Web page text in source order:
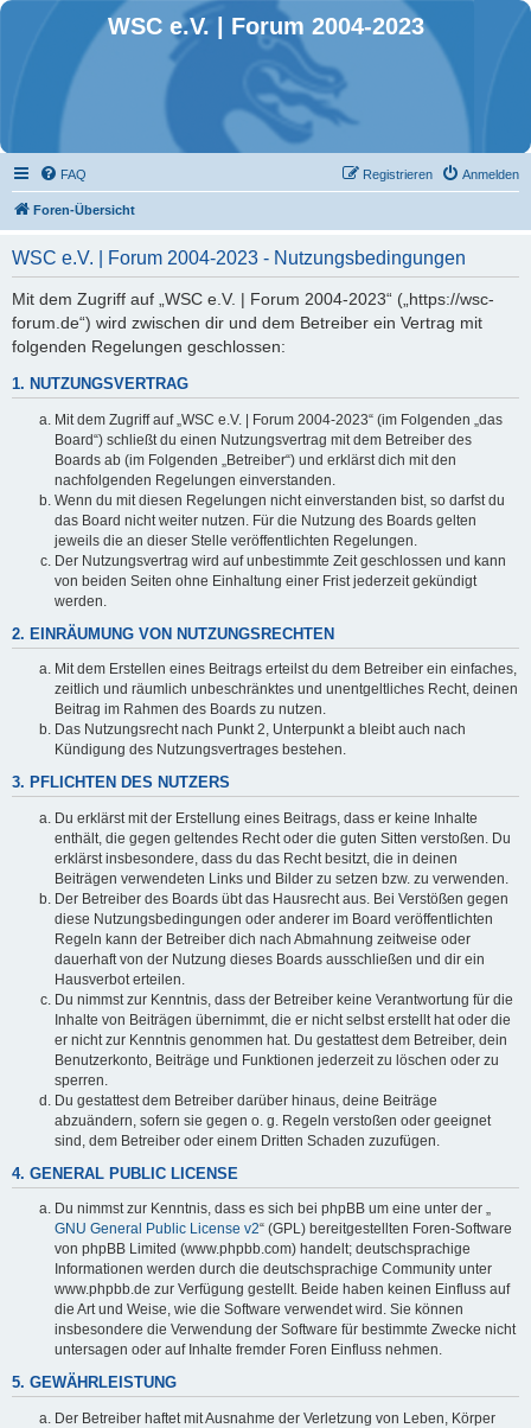
WSC e.V. | Forum 2004-2023
FAQ Anmelden
Registrieren
Foren-Übersicht
WSC e.V. | Forum 2004-2023 - Nutzungsbedingungen
Mit dem Zugriff auf „WSC e.V. | Forum 2004-2023“ („https://wsc-
forum.de“) wird zwischen dir und dem Betreiber ein Vertrag mit
folgenden Regelungen geschlossen:
1. NUTZUNGSVERTRAG
Mit dem Zugriff auf „WSC e.V. | Forum 2004-2023“ (im Folgenden „das
Board“) schließt du einen Nutzungsvertrag mit dem Betreiber des
Boards ab (im Folgenden „Betreiber“) und erklärst dich mit den
nachfolgenden Regelungen einverstanden.
Wenn du mit diesen Regelungen nicht einverstanden bist, so darfst du
das Board nicht weiter nutzen. Für die Nutzung des Boards gelten
jeweils die an dieser Stelle veröffentlichten Regelungen.
Der Nutzungsvertrag wird auf unbestimmte Zeit geschlossen und kann
von beiden Seiten ohne Einhaltung einer Frist jederzeit gekündigt
werden.
2. EINRÄUMUNG VON NUTZUNGSRECHTEN
Mit dem Erstellen eines Beitrags erteilst du dem Betreiber ein einfaches,
zeitlich und räumlich unbeschränktes und unentgeltliches Recht, deinen
Beitrag im Rahmen des Boards zu nutzen.
Das Nutzungsrecht nach Punkt 2, Unterpunkt a bleibt auch nach
Kündigung des Nutzungsvertrages bestehen.
3. PFLICHTEN DES NUTZERS
Du erklärst mit der Erstellung eines Beitrags, dass er keine Inhalte
enthält, die gegen geltendes Recht oder die guten Sitten verstoßen. Du
erklärst insbesondere, dass du das Recht besitzt, die in deinen
Beiträgen verwendeten Links und Bilder zu setzen bzw. zu verwenden.
Der Betreiber des Boards übt das Hausrecht aus. Bei Verstößen gegen
diese Nutzungsbedingungen oder anderer im Board veröffentlichten
Regeln kann der Betreiber dich nach Abmahnung zeitweise oder
dauerhaft von der Nutzung dieses Boards ausschließen und dir ein
Hausverbot erteilen.
Du nimmst zur Kenntnis, dass der Betreiber keine Verantwortung für die
Inhalte von Beiträgen übernimmt, die er nicht selbst erstellt hat oder die
er nicht zur Kenntnis genommen hat. Du gestattest dem Betreiber, dein
Benutzerkonto, Beiträge und Funktionen jederzeit zu löschen oder zu
sperren.
Du gestattest dem Betreiber darüber hinaus, deine Beiträge
abzuändern, sofern sie gegen o. g. Regeln verstoßen oder geeignet
sind, dem Betreiber oder einem Dritten Schaden zuzufügen.
4. GENERAL PUBLIC LICENSE
Du nimmst zur Kenntnis, dass es sich bei phpBB um eine unter der „
GNU General Public License v2“ (GPL) bereitgestellten Foren-Software
von phpBB Limited (www.phpbb.com) handelt; deutschsprachige
Informationen werden durch die deutschsprachige Community unter
www.phpbb.de zur Verfügung gestellt. Beide haben keinen Einfluss auf
die Art und Weise, wie die Software verwendet wird. Sie können
insbesondere die Verwendung der Software für bestimmte Zwecke nicht
untersagen oder auf Inhalte fremder Foren Einfluss nehmen.
5. GEWÄHRLEISTUNG
Der Betreiber haftet mit Ausnahme der Verletzung von Leben, Körper